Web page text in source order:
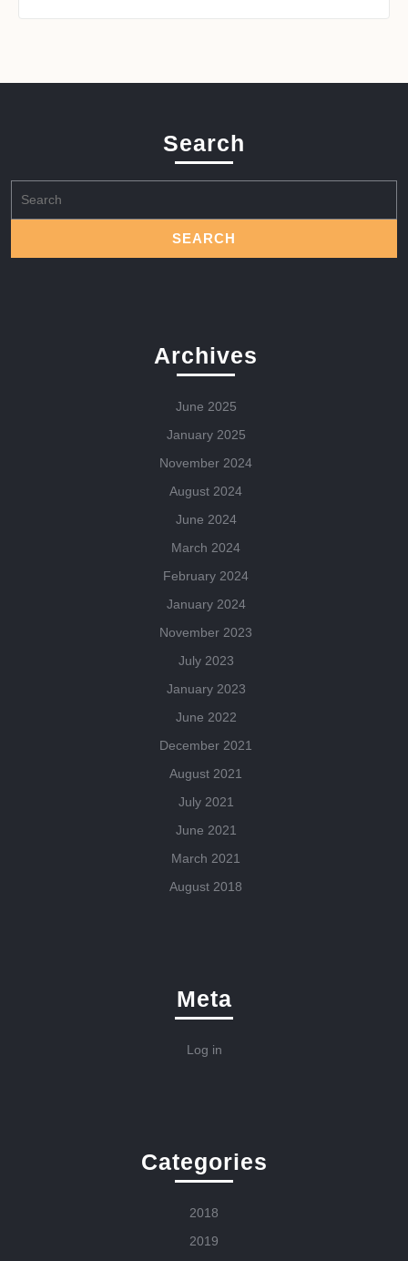
Search
for:
Archives
June 2025
January 2025
November 2024
August 2024
June 2024
March 2024
February 2024
January 2024
November 2023
July 2023
January 2023
June 2022
December 2021
August 2021
July 2021
June 2021
March 2021
August 2018
Meta
Log in
Categories
2018
2019